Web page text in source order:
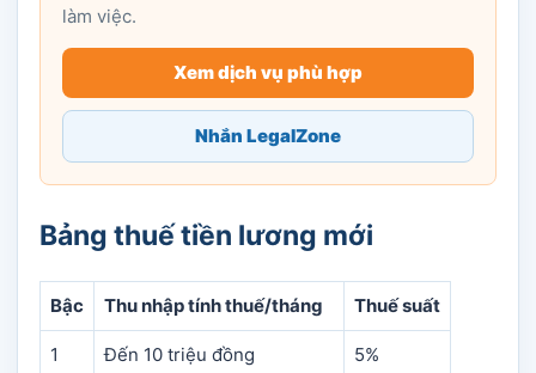
làm việc.
Xem dịch vụ phù hợp
Nhắn LegalZone
Bảng thuế tiền lương mới
Bậc Thu nhập tính thuế/tháng Thuế suất
1 Đến 10 triệu đồng 5%